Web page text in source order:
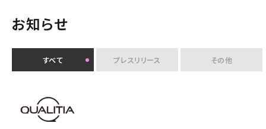
お知らせ
すべて プレスリリース その他
2026.07.30